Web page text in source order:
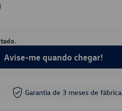
Avise-me quando chegar!
Garantia de 3 meses de fábrica